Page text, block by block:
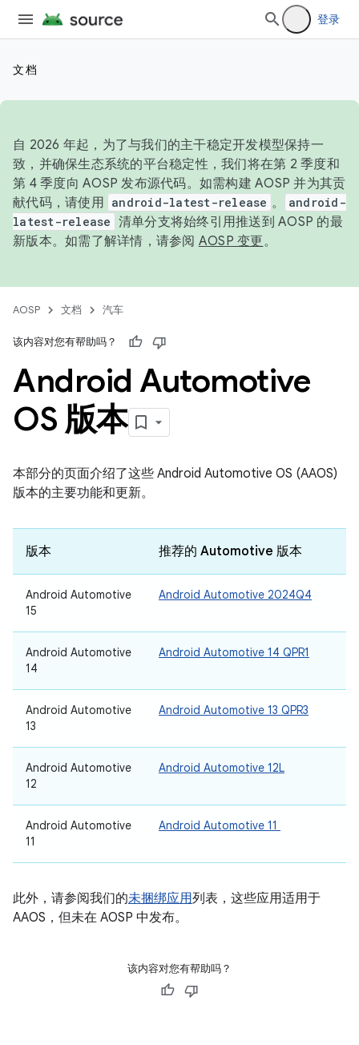
登录
文档
自 2026 年起，为了与我们的主干稳定开发模型保持一
致，并确保生态系统的平台稳定性，我们将在第 2 季度和
第 4 季度向 AOSP 发布源代码。如需构建 AOSP 并为其贡
献代码，请使用 android-latest-release 。
android-
latest-release 清单分支将始终引用推送到 AOSP 的最
新版本。如需了解详情，请参阅 AOSP 变更。
AOSP 文档 汽车
该内容对您有帮助吗？
Android Automotive
OS 版本
本部分的页面介绍了这些 Android Automotive OS (AAOS)
版本的主要功能和更新。
版本 推荐的 Automotive 版本
Android Automotive
15
Android Automotive 2024Q4
Android Automotive
14
Android Automotive 14 QPR1
Android Automotive
13
Android Automotive 13 QPR3
Android Automotive
12
Android Automotive 12L
Android Automotive
11
Android Automotive 11
此外，请参阅我们的未捆绑应用列表，这些应用适用于
AAOS，但未在 AOSP 中发布。
该内容对您有帮助吗？